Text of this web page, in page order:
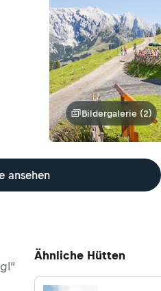
Bildergalerie (2)
ansehen
Ähnliche Hütten